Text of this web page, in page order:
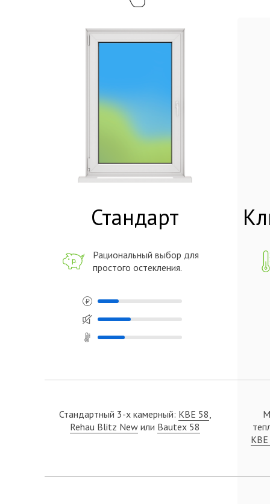
Стандартный 3-x камерный: KBE 58,
Rehau Blitz New или Bautex 58
Стандарт
Рациональный выбор для
простого остекления.